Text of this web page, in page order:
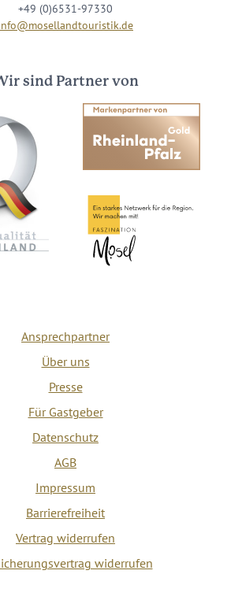
+49 (0)6531-97330
sind Partner von
Ansprechpartner
Über uns
Presse
Für Gastgeber
Datenschutz
AGB
Impressum
Barrierefreiheit
Vertrag widerrufen
widerrufen